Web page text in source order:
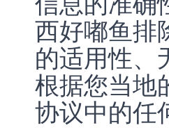
西好嘟鱼排
的适用性、
根据您当地
协议中的任